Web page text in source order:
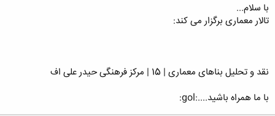
با سلام...
تالار معماری برگزار می کند:
نقد و تحلیل بناهای معماری | 15 | مرکز فرهنگی حیدر علی اف
با ما همراه باشید....:gol: